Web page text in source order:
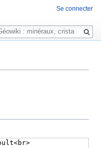
Se connecter